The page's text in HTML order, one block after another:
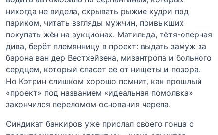
никогда не видела, скрывать рыжие кудри под
париком, читать взгляды мужчин, привыкших
покупать жён на аукционах. Матильда, тётя-оперная
дива, берёт племянницу в проект: выдать замуж за
барона ван дер Вестхейзена, мизантропа и больного
сердцем, который спасёт её от нищеты и позора.
Но Кэтрин слишком хорошо помнит, как прошлый
«проект» под названием «идеальная помолвка»
закончился переломом основания черепа.
Синдикат банкиров уже прислал своего гонца с